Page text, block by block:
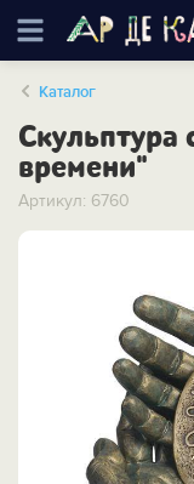
Каталог
Скульптура
времени"
Артикул: 6760